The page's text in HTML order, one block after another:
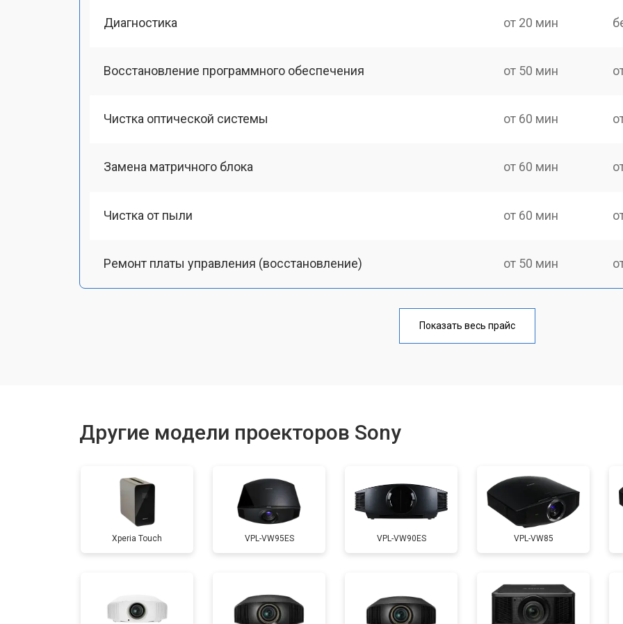
Диагностика от 20 мин
Восстановление программного обеспечения от 50 мин
Чистка оптической системы от 60 мин
Замена матричного блока от 60 мин
Чистка от пыли от 60 мин
Ремонт платы управления (восстановление) от 50 мин
от 60 мин
Ремонт блока питания от 70 мин
Замена блока розжига от 50 мин
Показать весь прайс
Другие модели проекторов Sony
Xperia Touch VPL-VW95ES VPL-VW90ES VPL-VW85